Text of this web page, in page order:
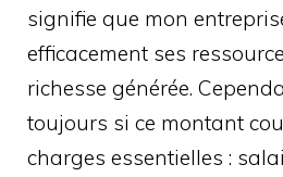
signifie que mon
efficacement ses
richesse générée.
toujours si ce montant
charges essentielles :